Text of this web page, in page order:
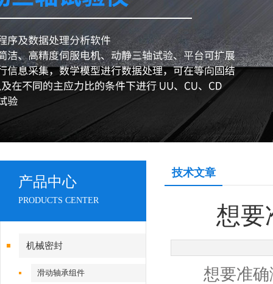
产品中心
PRODUCTS CENTER
机械密封
滑动轴承组件
技术文章
想要
想要准确